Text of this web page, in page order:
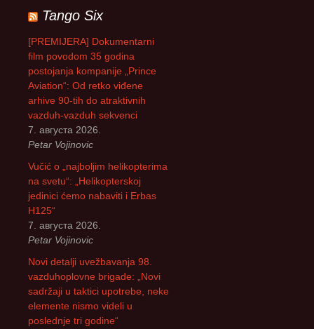
а
г
а
а
Tango Six
[PREMIJERA] Dokumentarni
film povodom 35 godina
postojanja kompanije „Prince
Aviation“: Od retko viđene
arhive 90-tih do atraktivnih
vazduh-vazduh sekvenci
7. августа 2026.
Petar Vojinovic
Vučić o „najboljim helikopterima
na svetu“: „Helikopterskoj
jedinici ćemo nabaviti i Erbas
H125“
7. августа 2026.
Petar Vojinovic
Novi detalji uvežbavanja 98.
vazduhoplovne brigade: „Novi
sadržaji u taktici upotrebe, neke
elemente nismo videli u
poslednje tri godine“